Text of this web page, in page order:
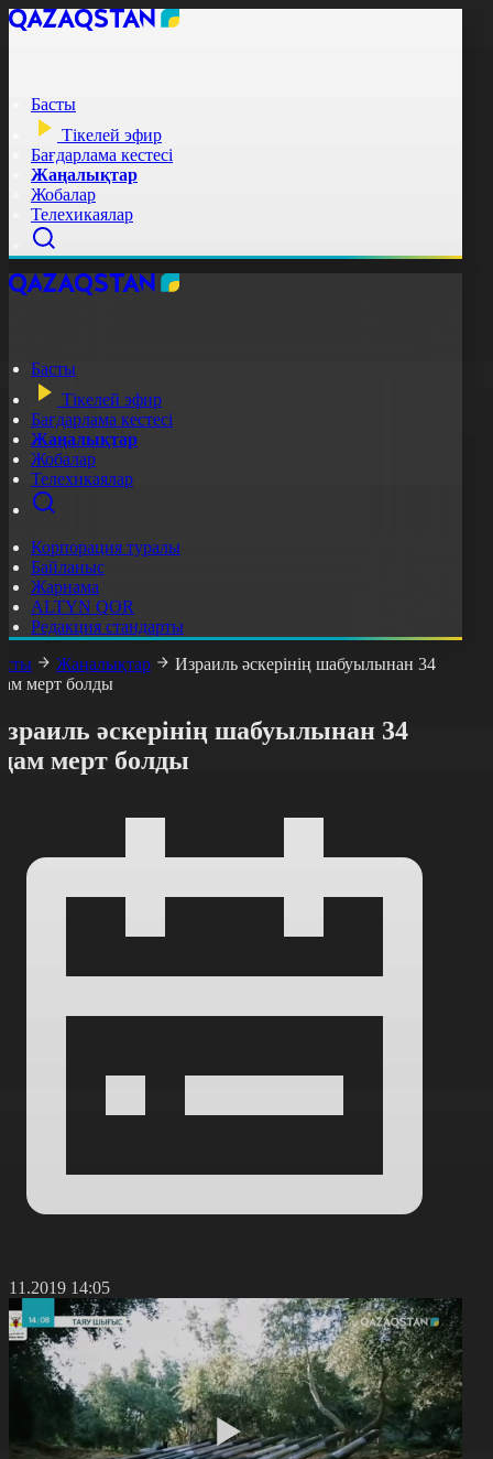
Басты
Тікелей эфир
Бағдарлама кестесі
Жаңалықтар
Жобалар
Телехикаялар
Басты
Тікелей эфир
Бағдарлама кестесі
Жаңалықтар
Жобалар
Телехикаялар
Корпорация туралы
Байланыс
Жарнама
ALTYN QOR
Редакция стандарты
Жаңалықтар
Израиль әскерінің шабуылынан 34
мерт болды
әскерінің шабуылынан 34
мерт болды
14:05